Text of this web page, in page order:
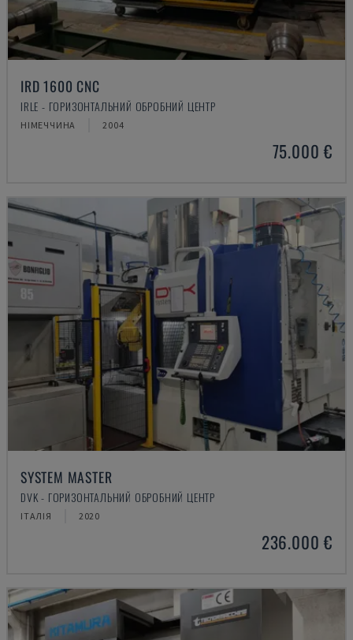
IRD 1600 CNC
IRLE - ГОРИЗОНТАЛЬНИЙ ОБРОБНИЙ ЦЕНТР
НІМЕЧЧИНА 2004
75.000 €
SYSTEM MASTER
DVK - ГОРИЗОНТАЛЬНИЙ ОБРОБНИЙ ЦЕНТР
ІТАЛІЯ 2020
236.000 €